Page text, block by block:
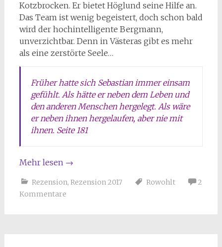
Kotzbrocken. Er bietet Höglund seine Hilfe an.
Das Team ist wenig begeistert, doch schon bald
wird der hochintelligente Bergmann,
unverzichtbar. Denn in Västeras gibt es mehr
als eine zerstörte Seele…
Früher hatte sich Sebastian immer einsam
gefühlt. Als hätte er neben dem Leben und
den anderen Menschen hergelegt. Als wäre
er neben ihnen hergelaufen, aber nie mit
ihnen. Seite 181
Mehr lesen →
Rezension, Rezension 2017 Rowohlt
2
Kommentare